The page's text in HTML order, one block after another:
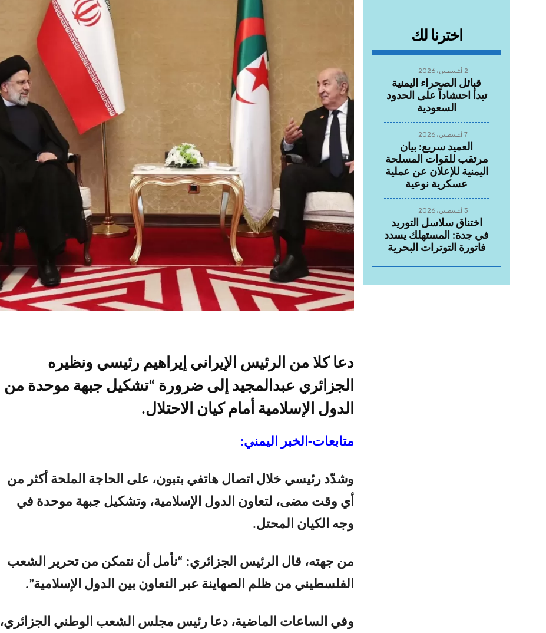
اخترنا لك
2 أغسطس، 2026
قبائل الصحراء اليمنية
تبدأ احتشاداً على الحدود
السعودية
7 أغسطس، 2026
العميد سريع: بيان
مرتقب للقوات المسلحة
اليمنية للإعلان عن عملية
عسكرية نوعية
3 أغسطس، 2026
اختناق سلاسل التوريد
في جدة: المستهلك يسدد
فاتورة التوترات البحرية
دعا كلا من الرئيس الإيراني إيراهيم رئيسي ونظيره
الجزائري عبدالمجيد إلى ضرورة “تشكيل جبهة موحدة من
الدول الإسلامية أمام كيان الاحتلال.
متابعات-الخبر اليمني:
وشدّد رئيسي خلال اتصال هاتفي بتبون، على الحاجة الملحة أكثر من
أي وقت مضى، لتعاون الدول الإسلامية، وتشكيل جبهة موحدة في
وجه الكيان المحتل.
من جهته، قال الرئيس الجزائري: “نأمل أن نتمكن من تحرير الشعب
الفلسطيني من ظلم الصهاينة عبر التعاون بين الدول الإسلامية”.
وفي الساعات الماضية، دعا رئيس مجلس الشعب الوطني الجزائري،